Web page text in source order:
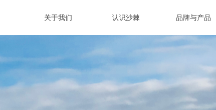
关于我们 认识沙棘 品牌与产品